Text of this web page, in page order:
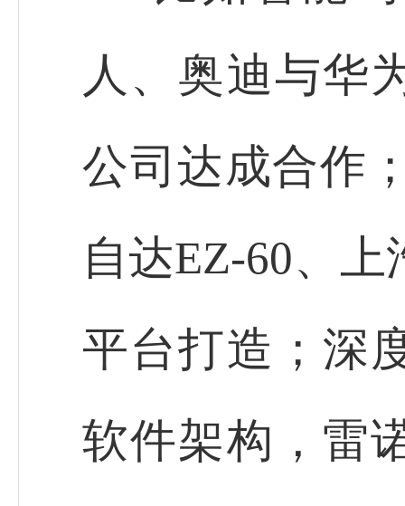
人、奥迪与华
公司达成合作
自达EZ-60、
平台打造；深
软件架构，雷